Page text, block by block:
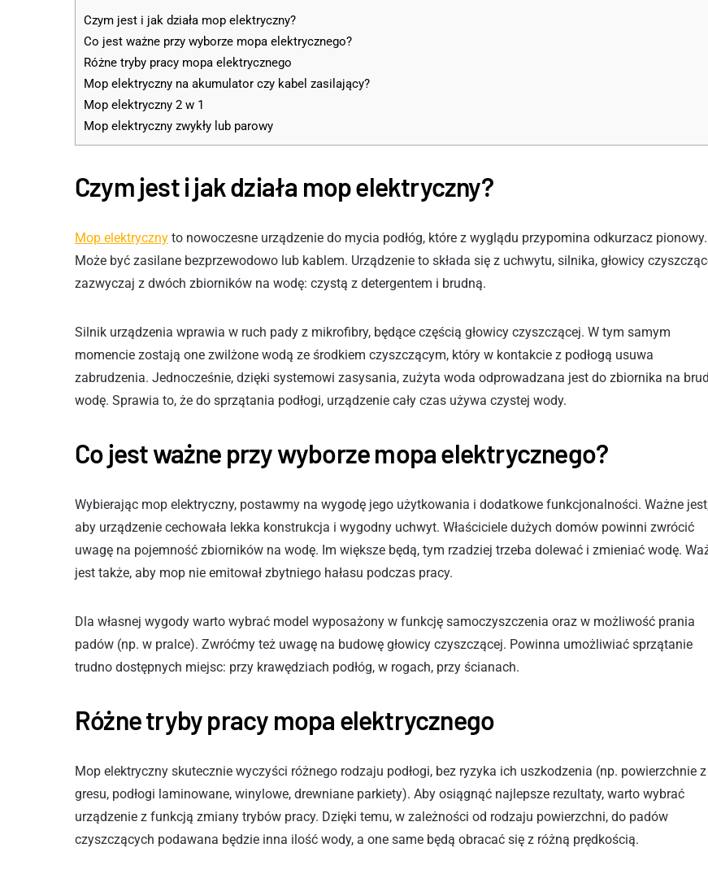
Czym jest i jak działa mop elektryczny?
Co jest ważne przy wyborze mopa elektrycznego?
Różne tryby pracy mopa elektrycznego
Mop elektryczny na akumulator czy kabel zasilający?
Mop elektryczny 2 w 1
Mop elektryczny zwykły lub parowy
Czym jest i jak działa mop elektryczny?
Mop elektryczny to nowoczesne urządzenie do mycia podłóg, które z wyglądu przypomina odkurzacz pionowy.
Może być zasilane bezprzewodowo lub kablem. Urządzenie to składa się z uchwytu, silnika, głowicy
zazwyczaj z dwóch zbiorników na wodę: czystą z detergentem i brudną.
Silnik urządzenia wprawia w ruch pady z mikrofibry, będące częścią głowicy czyszczącej. W tym samym
momencie zostają one zwilżone wodą ze środkiem czyszczącym, który w kontakcie z podłogą usuwa
zabrudzenia. Jednocześnie, dzięki systemowi zasysania, zużyta woda odprowadzana jest do zbiornika na
wodę. Sprawia to, że do sprzątania podłogi, urządzenie cały czas używa czystej wody.
Co jest ważne przy wyborze mopa elektrycznego?
Wybierając mop elektryczny, postawmy na wygodę jego użytkowania i dodatkowe funkcjonalności. Ważne
aby urządzenie cechowała lekka konstrukcja i wygodny uchwyt. Właściciele dużych domów powinni zwrócić
uwagę na pojemność zbiorników na wodę. Im większe będą, tym rzadziej trzeba dolewać i zmieniać wodę.
jest także, aby mop nie emitował zbytniego hałasu podczas pracy.
Dla własnej wygody warto wybrać model wyposażony w funkcję samoczyszczenia oraz w możliwość prania
padów (np. w pralce). Zwróćmy też uwagę na budowę głowicy czyszczącej. Powinna umożliwiać sprzątanie
trudno dostępnych miejsc: przy krawędziach podłóg, w rogach, przy ścianach.
Różne tryby pracy mopa elektrycznego
Mop elektryczny skutecznie wyczyści różnego rodzaju podłogi, bez ryzyka ich uszkodzenia (np. powierzchnie z
gresu, podłogi laminowane, winylowe, drewniane parkiety). Aby osiągnąć najlepsze rezultaty, warto wybrać
urządzenie z funkcją zmiany trybów pracy. Dzięki temu, w zależności od rodzaju powierzchni, do padów
czyszczących podawana będzie inna ilość wody, a one same będą obracać się z różną prędkością.